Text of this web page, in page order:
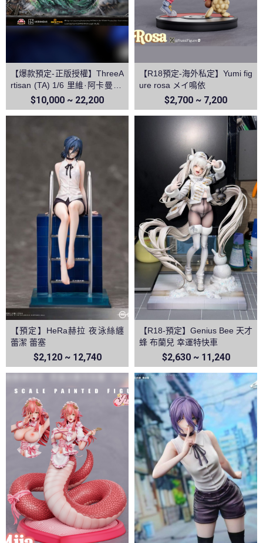
【爆款預定-正版授權】ThreeA
rtisan (TA) 1/6 里維·阿卡曼 利
威爾 進擊的巨人第三季 TPlus
系列
$10,000 ~ 22,200
【R18預定-海外私定】Yumi fig
ure rosa メイ鳴依
$2,700 ~ 7,200
【預定】HeRa赫拉 夜泳絲纏
蕾潔 蕾塞
$2,120 ~ 12,740
【R18-預定】Genius Bee 天才
蜂 布蘭兒 幸運特快車
$2,630 ~ 11,240